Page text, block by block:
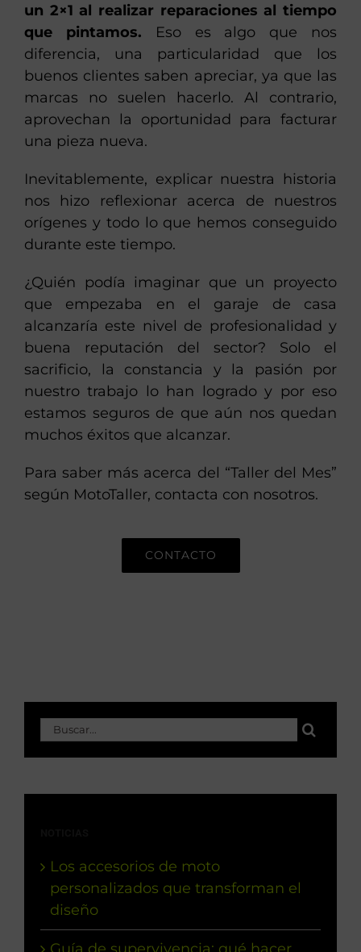
un 2×1 al realizar reparaciones al tiempo
que pintamos. Eso es algo que nos
diferencia, una particularidad que los
buenos clientes saben apreciar, ya que las
marcas no suelen hacerlo. Al contrario,
aprovechan la oportunidad para facturar
una pieza nueva.
Inevitablemente, explicar nuestra historia
nos hizo reflexionar acerca de nuestros
orígenes y todo lo que hemos conseguido
durante este tiempo.
¿Quién podía imaginar que un proyecto
que empezaba en el garaje de casa
alcanzaría este nivel de profesionalidad y
buena reputación del sector? Solo el
sacrificio, la constancia y la pasión por
nuestro trabajo lo han logrado y por eso
estamos seguros de que aún nos quedan
muchos éxitos que alcanzar.
Para saber más acerca del “Taller del Mes”
según MotoTaller, contacta con nosotros.
CONTACTO
Buscar:
Los accesorios de moto
personalizados que transforman el
diseño